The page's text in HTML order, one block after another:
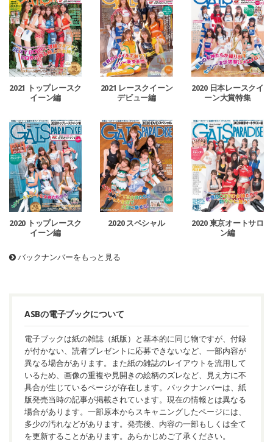
2021 トップレースク
イーン編
2021 レースクイーン
デビュー編
2020 日本レースクイ
ーン大賞特集
2020 トップレースク
イーン編
2020 スペシャル
2020 東京オートサロ
ン編
バックナンバーをもっと見る
ASBの電子ブックについて
電子ブックは紙の雑誌（紙版）と基本的に同じ物ですが、付録
が付かない、読者プレゼントに応募できないなど、一部内容が
異なる場合があります。また紙の雑誌のレイアウトを流用して
いるため、画像の重複や見開きの絵柄のズレなど、見え方に不
具合が生じているページが存在します。バックナンバーは、紙
版発売当時の記事が掲載されています。現在の情報とは異なる
場合があります。一部原本からスキャニングしたページには、
多少の汚れなどがあります。発売後、内容の一部もしくは全て
を更新することがあります。あらかじめご了承ください。